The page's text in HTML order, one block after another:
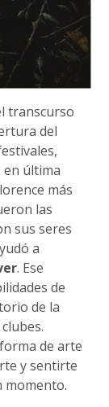
transcurso
del
última
más
las
sus seres
a
. Ese
de
de la
de arte
y sentirte
momento.